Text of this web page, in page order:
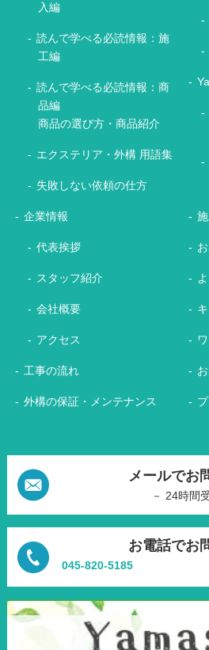
入編
読んで学べる必読情報：施
工編
読んで学べる必読情報：商
品編
商品の選び方・商品紹介
エクステリア・外構 用語集
失敗しない依頼の仕方
企業情報
代表挨拶
スタッフ紹介
会社概要
アクセス
工事の流れ
外構の保証・メンテナンス
メールでお
－ 24時間
お電話でお
045-820-5185